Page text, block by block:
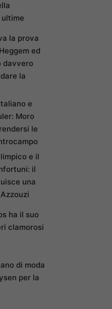
la prova
ed
davvero
la
e
Moro
le
e il
il
una
ha il suo
clamorosi
di moda
per la